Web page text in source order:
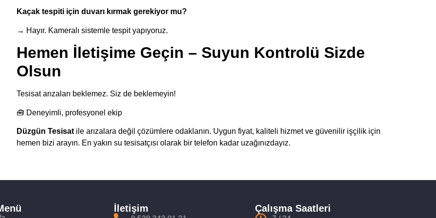
Kaçak tespiti için duvarı kırmak gerekiyor mu?
→ Hayır. Kameralı sistemle tespit yapıyoruz.
Hemen İletişime Geçin – Suyun Kontrolü Sizde
Olsun
Tesisat arızaları beklemez. Siz de beklemeyin!
🧰 Deneyimli, profesyonel ekip
Düzgün Tesisatile arızalara değil çözümlere odaklanın. Uygun fiyat, kaliteli hizmet ve güvenilir işçilik için
hemen bizi arayın. En yakın su tesisatçısı olarak bir telefon kadar uzağınızdayız.
İletişim Çalışma Saatleri